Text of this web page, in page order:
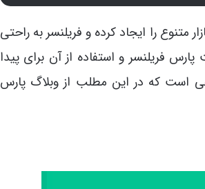
متنوع را ایجاد کرده و فریلنسر به راحتی
فریلنسر و استفاده از آن برای پیدا
است که در این مطلب از وبلاگ پارس